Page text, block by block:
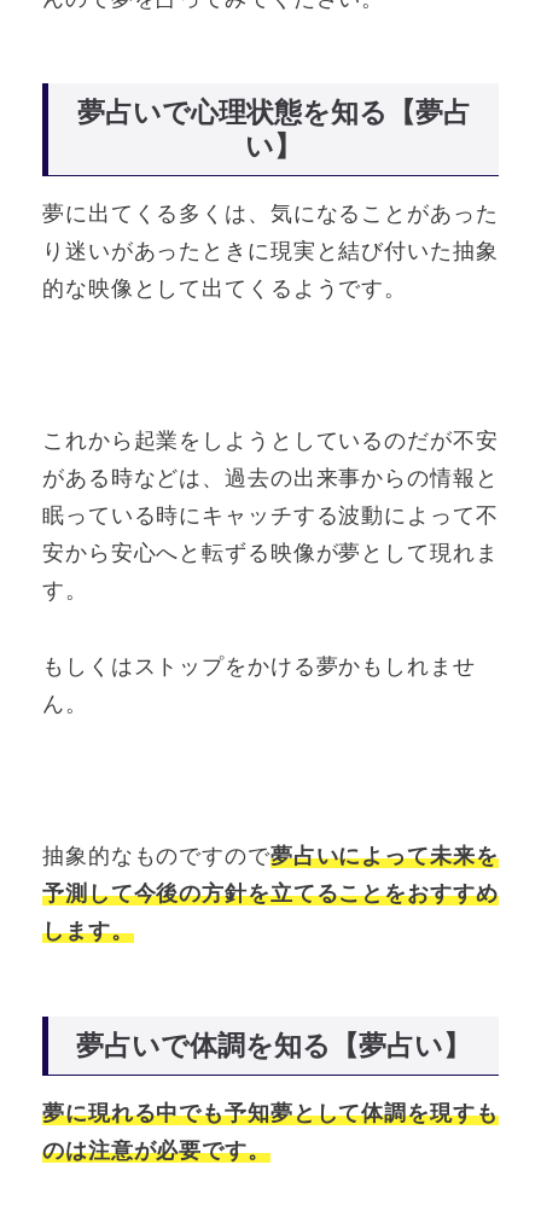
夢占いで心理状態を知る【夢占
い】
夢に出てくる多くは、気になることがあった
り迷いがあったときに現実と結び付いた抽象
的な映像として出てくるようです。
これから起業をしようとしているのだが不安
がある時などは、過去の出来事からの情報と
眠っている時にキャッチする波動によって不
安から安心へと転ずる映像が夢として現れま
す。
もしくはストップをかける夢かもしれませ
ん。
抽象的なものですので夢占いによって未来を
予測して今後の方針を立てることをおすすめ
します。
夢占いで体調を知る【夢占い】
夢に現れる中でも予知夢として体調を現すも
のは注意が必要です。